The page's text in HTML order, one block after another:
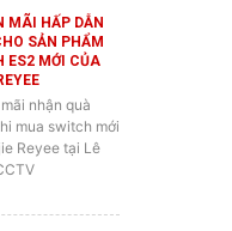
MÃI HẤP DẪN
SẢN PHẨM
ES2 MỚI CỦA
nhận quà
mua switch mới
Reyee tại Lê